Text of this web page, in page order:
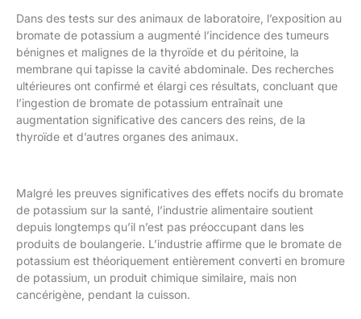
Dans des tests sur des animaux de laboratoire, l’exposition au
bromate de potassium a augmenté l’incidence des tumeurs
bénignes et malignes de la thyroïde et du péritoine, la
membrane qui tapisse la cavité abdominale. Des recherches
ultérieures ont confirmé et élargi ces résultats, concluant que
l’ingestion de bromate de potassium entraînait une
augmentation significative des cancers des reins, de la
thyroïde et d’autres organes des animaux.
Malgré les preuves significatives des effets nocifs du bromate
de potassium sur la santé, l’industrie alimentaire soutient
depuis longtemps qu’il n’est pas préoccupant dans les
produits de boulangerie. L’industrie affirme que le bromate de
potassium est théoriquement entièrement converti en bromure
de potassium, un produit chimique similaire, mais non
cancérigène, pendant la cuisson.